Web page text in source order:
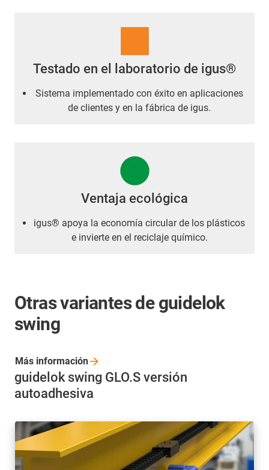
Testado en el laboratorio de igus®
Sistema implementado con éxito en aplicaciones
de clientes y en la fábrica de igus.
Ventaja ecológica
igus® apoya la economía circular de los plásticos
e invierte en el reciclaje químico.
Otras variantes de guidelok
swing
guidelok swing GLO.S versión
autoadhesiva
Más información